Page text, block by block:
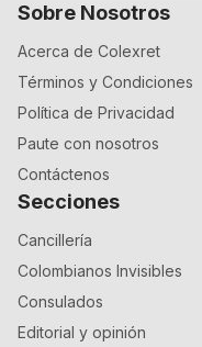
Sobre Nosotros
Acerca de Colexret
Términos y Condiciones
Política de Privacidad
Paute con nosotros
Contáctenos
Secciones
Cancillería
Colombianos Invisibles
Consulados
Editorial y opinión